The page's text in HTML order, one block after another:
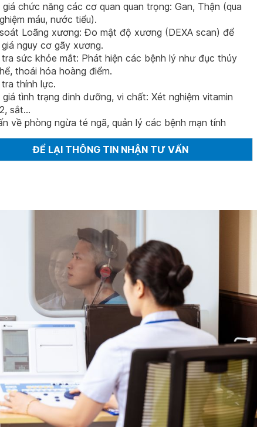
chức năng các cơ quan quan trọng: Gan, Thận (qua
máu, nước tiểu).
Loãng xương: Đo mật độ xương (DEXA scan) để
nguy cơ gãy xương.
tra sức khỏe mắt: Phát hiện các bệnh lý như đục thủy
thoái hóa hoàng điểm.
tra thính lực.
tình trạng dinh dưỡng, vi chất: Xét nghiệm vitamin
sắt...
về phòng ngừa té ngã, quản lý các bệnh mạn tính
ĐỂ LẠI THÔNG TIN NHẬN TƯ VẤN